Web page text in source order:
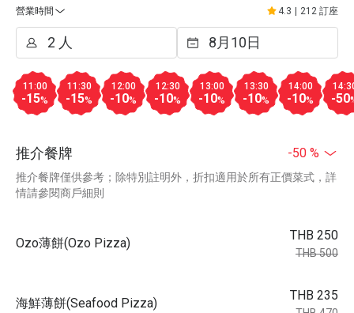
營業時間
4.3 212 訂座
11:00
-15%
11:30
-15%
12:00
-10%
12:30
-10%
13:00
-10%
13:30
-10%
14:00
-10% -50
推介餐牌 -50 %
推介餐牌僅供參考；除特別註明外，折扣適用於所有正價菜式，詳
情請參閱商戶細則
Ozo薄餅(Ozo Pizza)
THB 250
THB 500
海鮮薄餅(Seafood Pizza)
THB 235